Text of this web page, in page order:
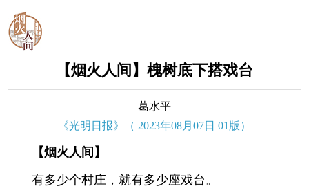
【烟火人间】槐树底下搭戏台
葛水平
《光明日报》（ 2023年08月07日 01版）
【烟火人间】
有多少个村庄，就有多少座戏台。